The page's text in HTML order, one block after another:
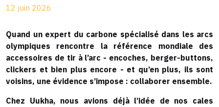
12 juin 2026
Quand un expert du carbone spécialisé dans les arcs
olympiques rencontre la référence mondiale des
accessoires de tir à l’arc - encoches, berger-buttons,
clickers et bien plus encore - et qu’en plus, ils sont
voisins, une évidence s’impose : collaborer ensemble.
Chez Uukha, nous avions déjà l’idée de nos cales